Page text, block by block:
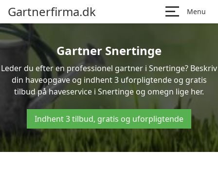
Gartnerfirma.dk Menu
Gartner Snertinge
Leder du efter en professionel gartner i Snertinge? Beskriv
din haveopgave og indhent 3 uforpligtende og gratis
tilbud på haveservice i Snertinge og omegn lige her.
Indhent 3 tilbud, gratis og uforpligtende